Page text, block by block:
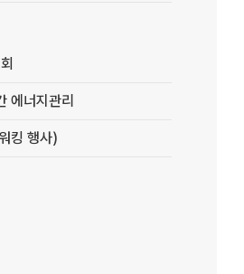
에너지관리
킹 행사)